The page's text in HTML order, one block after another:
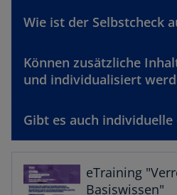
Wie ist der Selbstcheck
Können zusätzliche
und individualisiert
Gibt es auch individuelle
eTraining
Basiswissen"
i
i
n
r
u
e